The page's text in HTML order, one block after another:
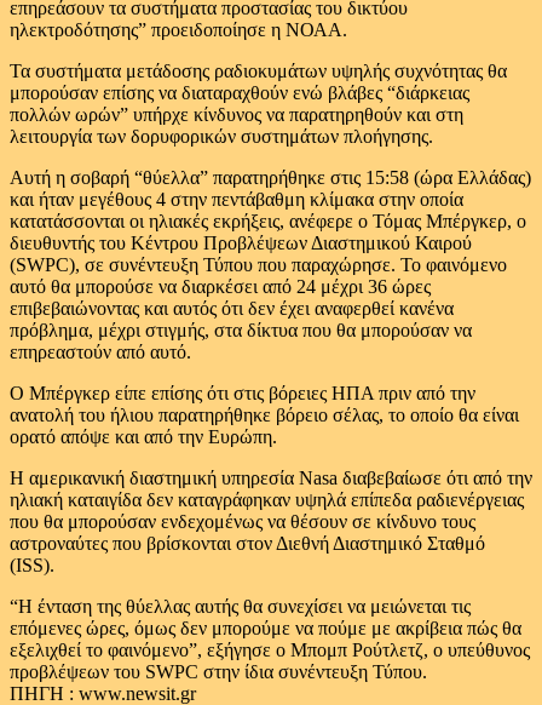
επηρεάσουν τα συστήματα προστασίας του δικτύου
ηλεκτροδότησης” προειδοποίησε η ΝΟΑΑ.
Τα συστήματα μετάδοσης ραδιοκυμάτων υψηλής συχνότητας θα
μπορούσαν επίσης να διαταραχθούν ενώ βλάβες “διάρκειας
πολλών ωρών” υπήρχε κίνδυνος να παρατηρηθούν και στη
λειτουργία των δορυφορικών συστημάτων πλοήγησης.
Αυτή η σοβαρή “θύελλα” παρατηρήθηκε στις 15:58 (ώρα Ελλάδας)
και ήταν μεγέθους 4 στην πεντάβαθμη κλίμακα στην οποία
κατατάσσονται οι ηλιακές εκρήξεις, ανέφερε ο Τόμας Μπέργκερ, ο
διευθυντής του Κέντρου Προβλέψεων Διαστημικού Καιρού
(SWPC), σε συνέντευξη Τύπου που παραχώρησε. Το φαινόμενο
αυτό θα μπορούσε να διαρκέσει από 24 μέχρι 36 ώρες
επιβεβαιώνοντας και αυτός ότι δεν έχει αναφερθεί κανένα
πρόβλημα, μέχρι στιγμής, στα δίκτυα που θα μπορούσαν να
επηρεαστούν από αυτό.
Ο Μπέργκερ είπε επίσης ότι στις βόρειες ΗΠΑ πριν από την
ανατολή του ήλιου παρατηρήθηκε βόρειο σέλας, το οποίο θα είναι
ορατό απόψε και από την Ευρώπη.
Η αμερικανική διαστημική υπηρεσία Nasa διαβεβαίωσε ότι από την
ηλιακή καταιγίδα δεν καταγράφηκαν υψηλά επίπεδα ραδιενέργειας
που θα μπορούσαν ενδεχομένως να θέσουν σε κίνδυνο τους
αστροναύτες που βρίσκονται στον Διεθνή Διαστημικό Σταθμό
(ISS).
“Η ένταση της θύελλας αυτής θα συνεχίσει να μειώνεται τις
επόμενες ώρες, όμως δεν μπορούμε να πούμε με ακρίβεια πώς θα
εξελιχθεί το φαινόμενο”, εξήγησε ο Μπομπ Ρούτλετζ, ο υπεύθυνος
προβλέψεων του SWPC στην ίδια συνέντευξη Τύπου.
ΠΗΓΗ : www.newsit.gr